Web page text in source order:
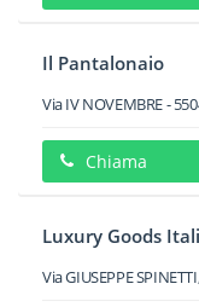
Il Pantalonaio
Via IV NOVEMBRE-
Chiama
Luxury Goods
Via GIUSEPPE